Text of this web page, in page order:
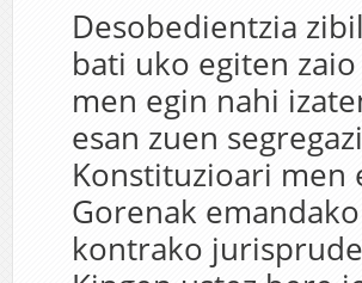
Desobedientzia
bati uko egiten
men egin nahi
esan zuen
Konstituzioari men
Gorenak
kontrako